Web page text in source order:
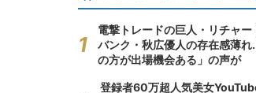
電撃トレードの巨人・リチャー
バンク・秋広優人の存在感薄れ
の方が出場機会ある」の声が
登録者60万超人気美女